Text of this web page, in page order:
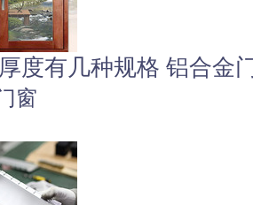
度有几种规格 铝合金
窗